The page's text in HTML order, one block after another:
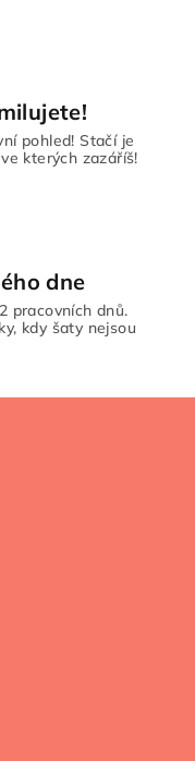
pohled! Stačí je
kterých zazáříš!
dne
pracovních dnů.
kdy šaty nejsou